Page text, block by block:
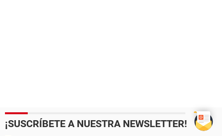
¡SUSCRÍBETE A NUESTRA NEWSLETTER!